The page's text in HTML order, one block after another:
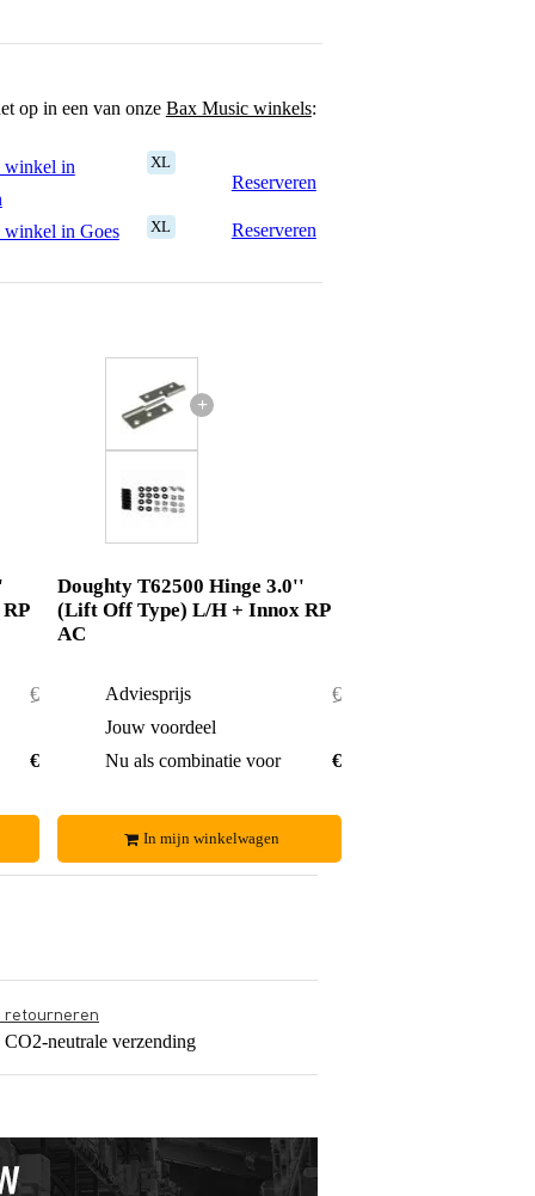
op in een van onze Bax Music winkels:
winkel in
XL
Reserveren
in Goes XL Reserveren
€ 17,35
€ 16,65
+
Doughty T62500 Hinge 3.0''
(Lift Off Type) L/H + Innox RP
AC
Adviesprijs
€ 19,35
Jouw voordeel
Nu als combinatie voor
€ 18,15
In mijn winkelwagen
retourneren
CO2-neutrale verzending